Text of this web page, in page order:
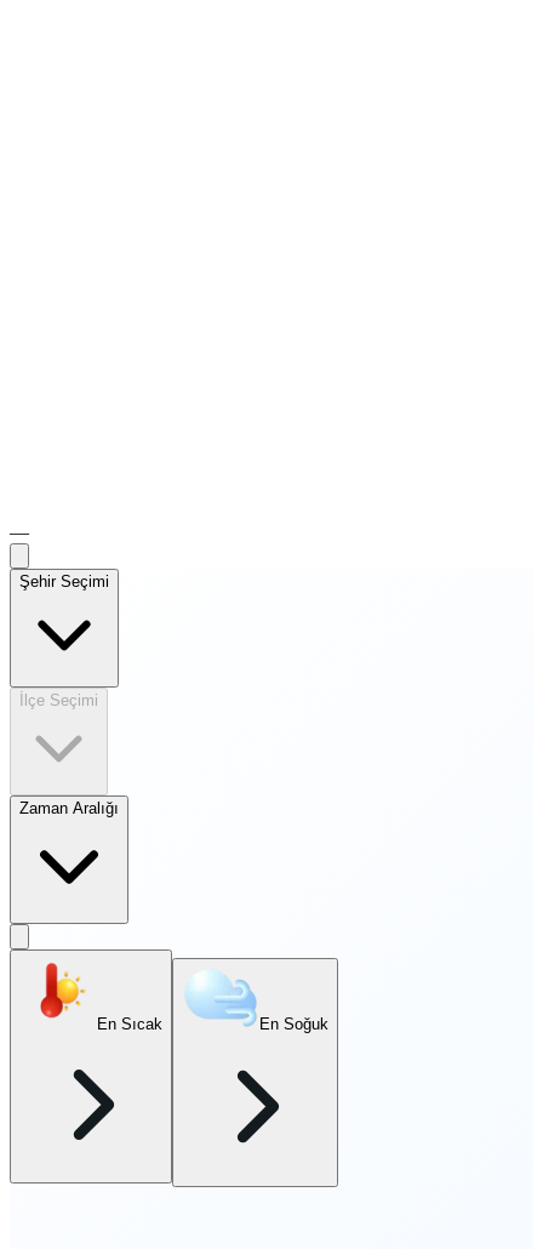
—
Şehir Seçimi
İlçe Seçimi
Zaman Aralığı
En Sıcak En Soğuk